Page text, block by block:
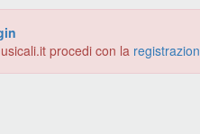
procedi con la